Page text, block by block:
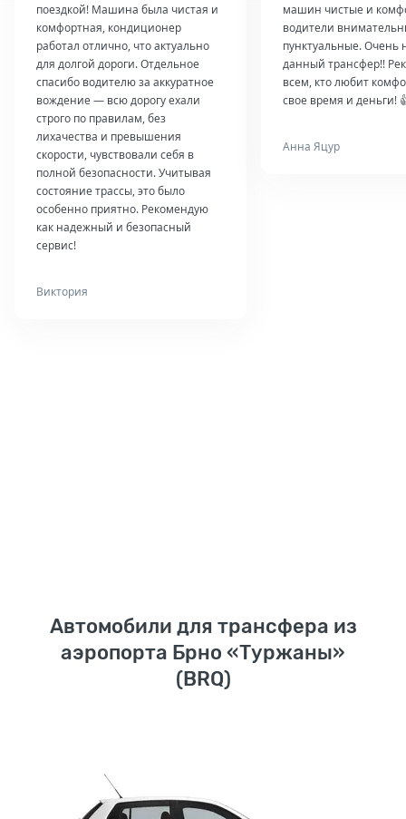
поездкой! Машина была чистая и
комфортная, кондиционер
работал отлично, что актуально
для долгой дороги. Отдельное
спасибо водителю за аккуратное
вождение — всю дорогу ехали
строго по правилам, без
лихачества и превышения
скорости, чувствовали себя в
полной безопасности. Учитывая
состояние трассы, это было
особенно приятно. Рекомендую
как надежный и безопасный
сервис!
Виктория
машин чистые и
водители
пунктуальные. Очень
данный трансфер!!
всем, кто любит
свое время и деньги!
Анна Яцур
Автомобили для трансфера из
аэропорта Брно «Туржаны»
(BRQ)